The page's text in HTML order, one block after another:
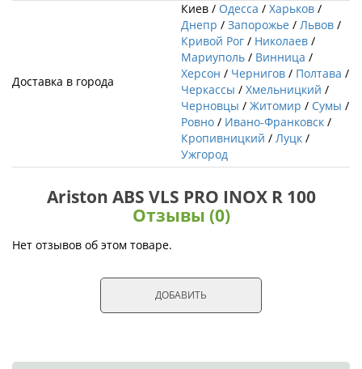
Доставка в города
Киев / Одесса / Харьков /
Днепр / Запорожье / Львов /
Кривой Рог / Николаев /
Мариуполь / Винница /
Херсон / Чернигов / Полтава /
Черкассы / Хмельницкий /
Черновцы / Житомир / Сумы /
Ровно / Ивано-Франковск /
Кропивницкий / Луцк /
Ужгород
Ariston ABS VLS PRO INOX R 100
Отзывы (0)
Нет отзывов об этом товаре.
ДОБАВИТЬ